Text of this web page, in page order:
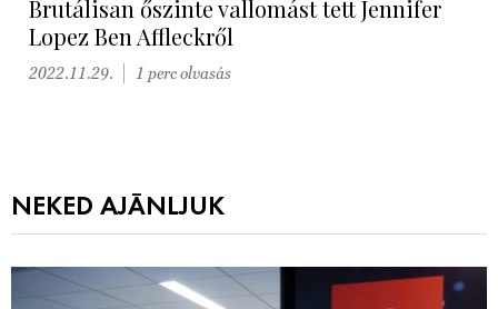
Brutálisan őszinte vallomást tett Jennifer
Lopez Ben Affleckről
2022.11.29. 1 perc olvasás
NEKED AJÁNLJUK